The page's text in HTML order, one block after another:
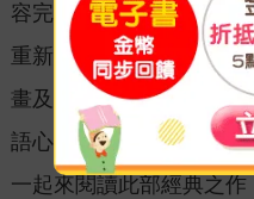
容完整收錄於同一冊之
重新繪製的精美彩圖封
畫及作者的心得後記，
語心中 新裝版》第1集已
一起來閱讀此部經典之作